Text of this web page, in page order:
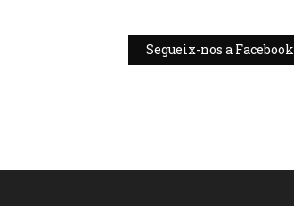
Segueix-nos a Facebook